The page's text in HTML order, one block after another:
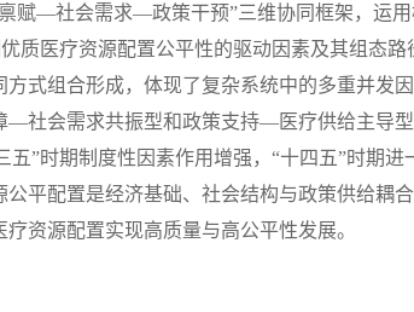
赋—社会需求—政策干预”三维协同框架，运
质医疗资源配置公平性的驱动因素及其组态路
式组合形成，体现了复杂系统中的多重并发
社会需求共振型和政策支持—医疗供给主导
”时期制度性因素作用增强，“十四五”时期进
平配置是经济基础、社会结构与政策供给耦
资源配置实现高质量与高公平性发展。